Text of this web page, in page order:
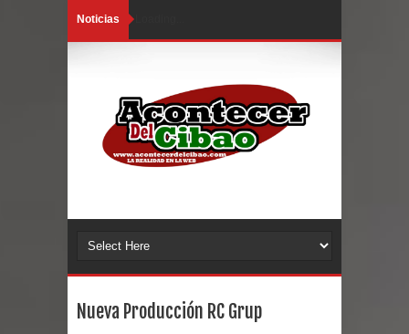
Noticias
Nueva Producción RC Grup